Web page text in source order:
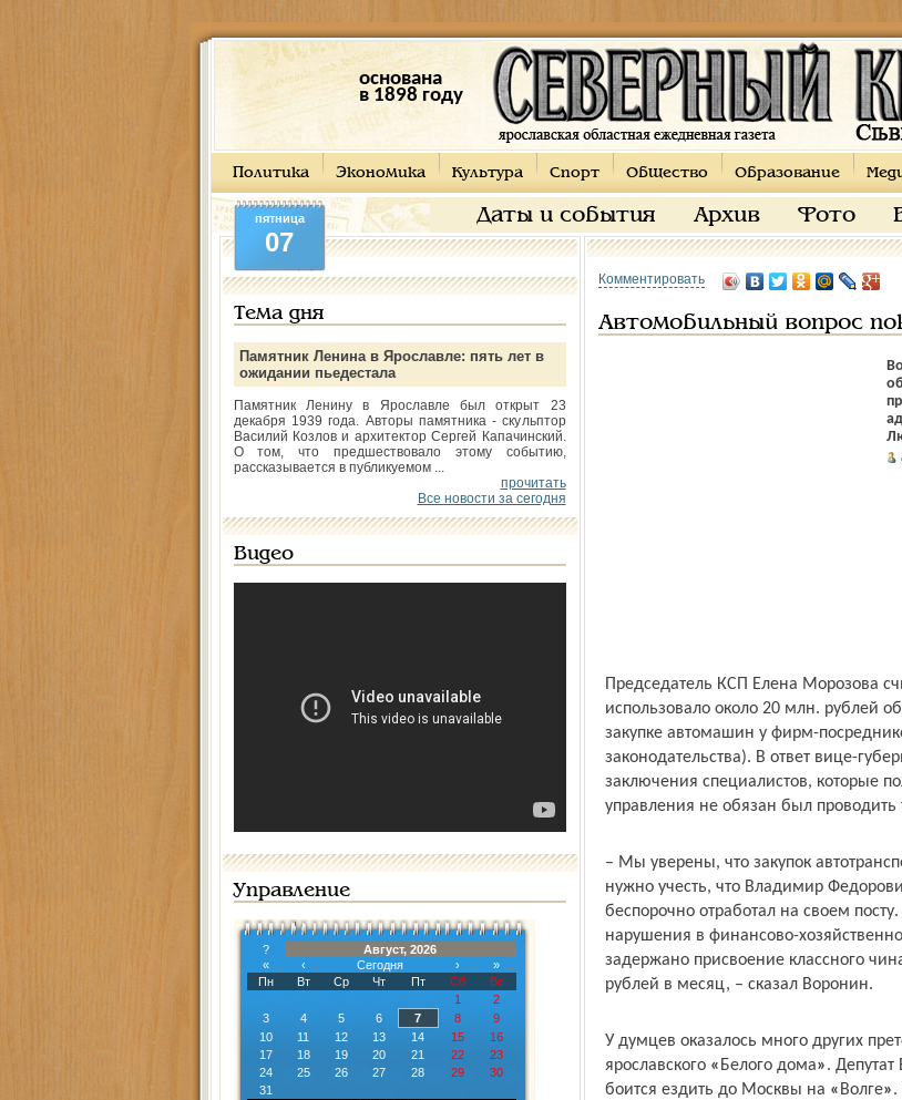
основана
в 1898 году
Политика Экономика Культура Спорт Общество Образование
Даты и события Архив Фото
пятница
07
Тема дня
Памятник Ленина в Ярославле: пять лет в
ожидании пьедестала
Памятник Ленину в Ярославле был открыт 23
декабря 1939 года. Авторы памятника - скульптор
Василий Козлов и архитектор Сергей Капачинский.
О том, что предшествовало этому событию,
рассказывается в публикуемом ...
прочитать
Все новости за сегодня
Видео
Управление
?
Август, 2026
«
‹ Сегодня ›
»
Пн
Вт Ср Чт Пт Сб
Вс
1
2
3
4 5 6 7 8
9
10
11 12 13 14 15
16
17
18 19 20 21 22
23
24
25 26 27 28 29
30
31
Комментировать
Автомобильный вопрос
Председатель КСП Елена Морозова
использовало около 20 млн. рублей
закупке автомашин у фирм-
законодательства). В ответ вице-
заключения специалистов, которые
управления не обязан был проводить
– Мы уверены, что закупок
нужно учесть, что Владимир
беспорочно отработал на своем
нарушения в финансово-
задержано присвоение классного
рублей в месяц, – сказал Воронин.
У думцев оказалось много других
ярославского « Белого дома».
боится ездить до Москвы на « Волге».